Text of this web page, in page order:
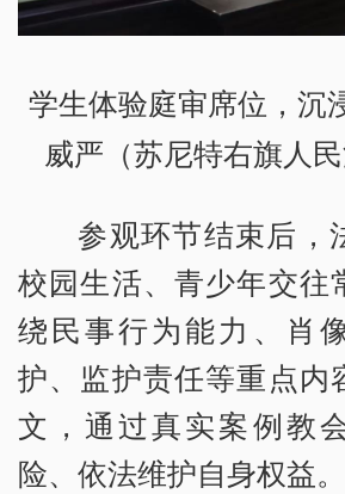
学生体验庭审席位，沉
威严（苏尼特右旗人民
参观环节结束后，
校园生活、青少年交往
绕民事行为能力、肖
护、监护责任等重点内
文，通过真实案例教
险、依法维护自身权益。